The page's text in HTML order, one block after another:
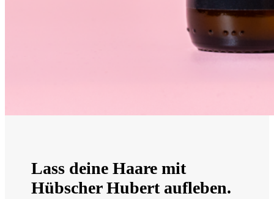
Lass deine Haare mit
Hübscher Hubert aufleben.